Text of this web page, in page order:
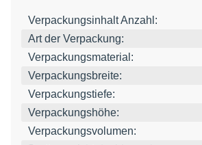
Verpackungsinhalt Anzahl:
Art der Verpackung:
Verpackungsmaterial:
Verpackungsbreite:
Verpackungstiefe:
Verpackungshöhe:
Verpackungsvolumen: